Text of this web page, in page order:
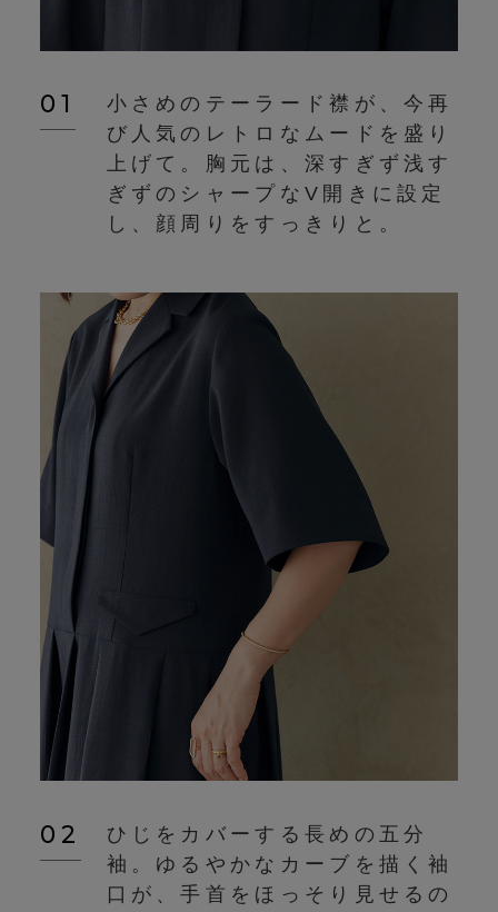
小さめのテーラード襟が、今再
び人気のレトロなムードを盛り
上げて。胸元は、深すぎず浅す
ぎずのシャープなV開きに設定
し、顔周りをすっきりと。
01
ひじをカバーする長めの五分
袖。ゆるやかなカーブを描く袖
口が、手首をほっそり見せるの
02